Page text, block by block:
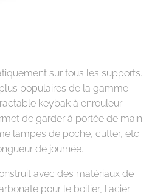
sur tous les supports.
populaires de la gamme
keybak à enrouleur
de garder à portée de main
lampes de poche, cutter, etc.
de journée.
avec des matériaux de
pour le boitier, l'acier